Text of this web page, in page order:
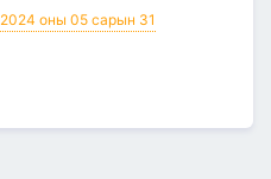
2024 оны 05 сарын 31